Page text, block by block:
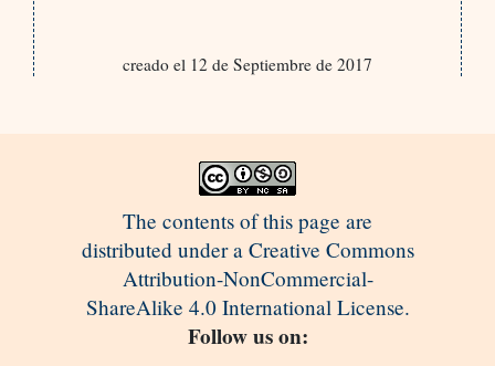
creado el 12 de Septiembre de 2017
The contents of this page are
distributed under a Creative Commons
Attribution-NonCommercial-
ShareAlike 4.0 International License.
Follow us on: